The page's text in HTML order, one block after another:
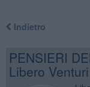
Indietro
PENSIERI
Libero Venturi